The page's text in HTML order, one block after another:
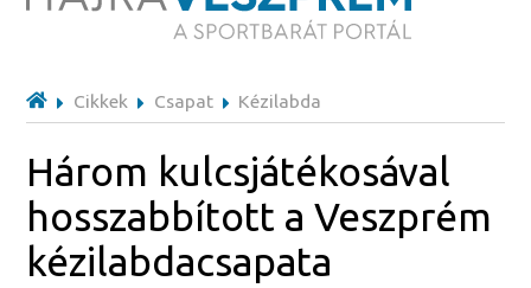
Cikkek Csapat Kézilabda
Három kulcsjátékosával
hosszabbított a Veszprém
kézilabdacsapata